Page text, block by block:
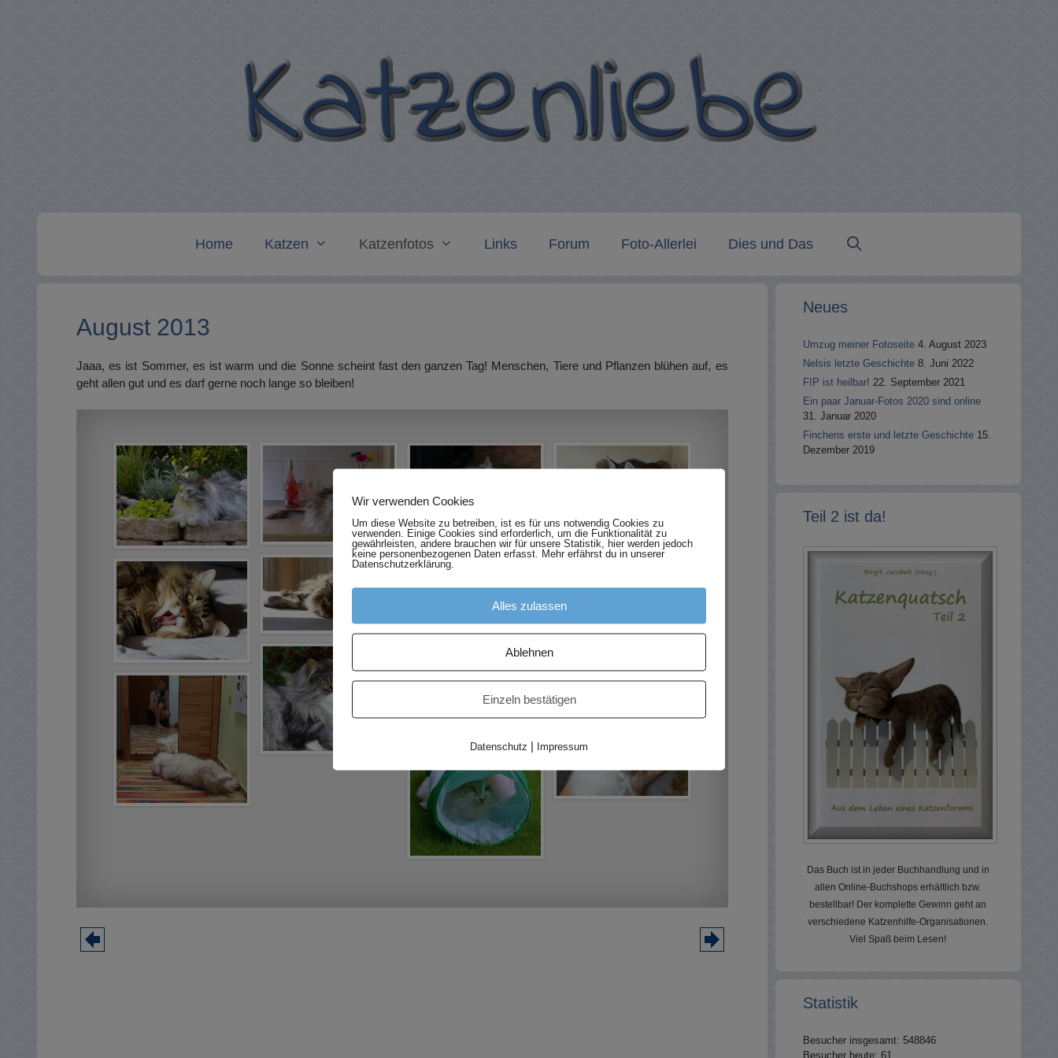
Home Katzen Katzenfotos Links Forum Foto-Allerlei Dies und Das
August 2013
Jaaa, es ist Sommer, es ist warm und die Sonne scheint fast den ganzen Tag! Menschen, Tiere und Pflanzen blühen auf, es
geht allen gut und es darf gerne noch lange so bleiben!
Neues
Umzug meiner Fotoseite 4. August 2023
Nelsis letzte Geschichte 8. Juni 2022
FIP ist heilbar! 22. September 2021
Ein paar Januar-Fotos 2020 sind online
31. Januar 2020
Finchens erste und letzte Geschichte 15.
Dezember 2019
Teil 2 ist da!
Das Buch ist in jeder Buchhandlung und in
allen Online-Buchshops erhältlich bzw.
bestellbar! Der komplette Gewinn geht an
verschiedene Katzenhilfe-Organisationen.
Viel Spaß beim Lesen!
Statistik
Besucher insgesamt: 548846
Besucher heute: 61
Wir verwenden Cookies
Um diese Website zu betreiben, ist es für uns notwendig Cookies zu
verwenden. Einige Cookies sind erforderlich, um die Funktionalität zu
gewährleisten, andere brauchen wir für unsere Statistik, hier werden jedoch
keine personenbezogenen Daten erfasst. Mehr erfährst du in unserer
Datenschutzerklärung.
Alles zulassen
Ablehnen
Einzeln bestätigen
Datenschutz | Impressum